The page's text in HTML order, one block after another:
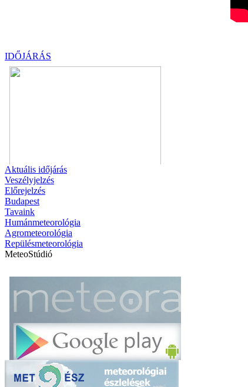
IDŐJÁRÁS
Aktuális időjárás
Veszélyjelzés
Előrejelzés
Budapest
Tavaink
Humánmeteorológia
Agrometeorológia
Repülésmeteorológia
MeteoStúdió